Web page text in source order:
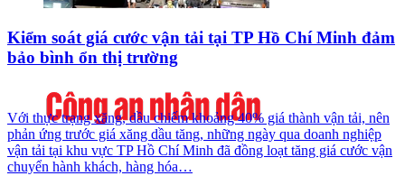
Kiểm soát giá cước vận tải tại TP Hồ Chí Minh đảm
bảo bình ổn thị trường
Với thực trạng xăng, dầu chiếm khoảng 40% giá thành vận tải, nên
phản ứng trước giá xăng dầu tăng, những ngày qua doanh nghiệp
vận tải tại khu vực TP Hồ Chí Minh đã đồng loạt tăng giá cước vận
chuyển hành khách, hàng hóa…